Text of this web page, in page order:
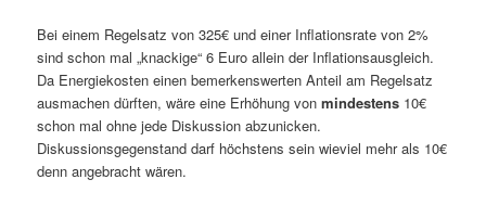
Bei einem Regelsatz von 325€ und einer Inflationsrate von 2%
sind schon mal „knackige“ 6 Euro allein der Inflationsausgleich.
Da Energiekosten einen bemerkenswerten Anteil am Regelsatz
ausmachen dürften, wäre eine Erhöhung vonmindestens 10€
schon mal ohne jede Diskussion abzunicken.
Diskussionsgegenstand darf höchstens sein wieviel mehr als 10€
denn angebracht wären.